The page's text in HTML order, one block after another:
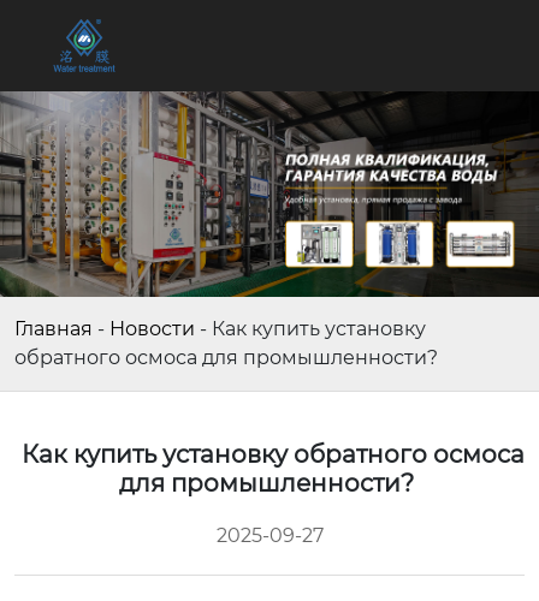
Главная - Новости - Как купить установку
обратного осмоса для промышленности?
Как купить установку обратного осмоса
для промышленности?
2025-09-27